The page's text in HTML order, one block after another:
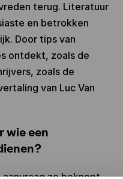
terug. Literatuur
en betrokken
Door tips van
ontdekt, zoals de
zoals de
van Luc Van
wie een